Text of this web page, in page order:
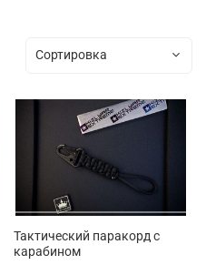
Тактический паракорд с
карабином